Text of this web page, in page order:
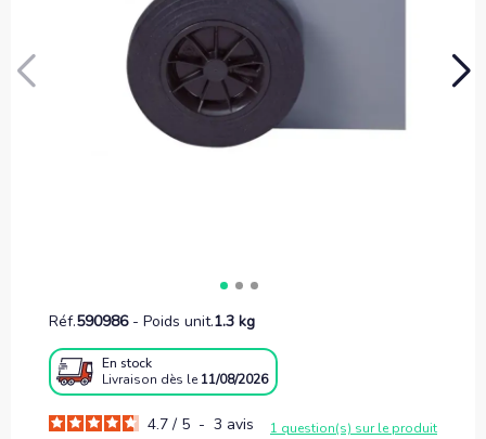
Réf.590986- Poids unit.1.3 kg
En stock
Livraison dès le 11/08/2026
4.7 / 5 - 3 avis 1 question(s) sur le produit